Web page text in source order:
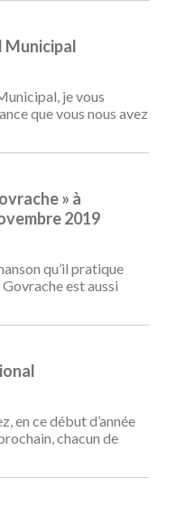
Municipal
je vous
que vous nous avez
» à
2019
qu’il pratique
est aussi
en ce début d’année
chacun de